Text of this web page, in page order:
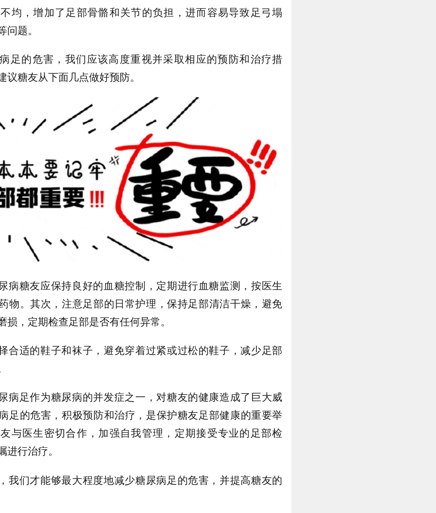
均，增加了足部骨骼和关节的负担，进而容易导致足弓塌
问题。
足的危害，我们应该高度重视并采取相应的预防和治疗措
议糖友从下面几点做好预防。
病糖友应保持良好的血糖控制，定期进行血糖监测，按医生
物。其次，注意足部的日常护理，保持足部清洁干燥，避免
损，定期检查足部是否有任何异常。
合适的鞋子和袜子，避免穿着过紧或过松的鞋子，减少足部
病足作为糖尿病的并发症之一，对糖友的健康造成了巨大威
足的危害，积极预防和治疗，是保护糖友足部健康的重要举
与医生密切合作，加强自我管理，定期接受专业的足部检
进行治疗。
我们才能够最大程度地减少糖尿病足的危害，并提高糖友的